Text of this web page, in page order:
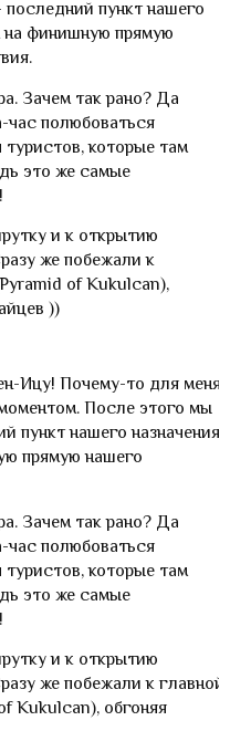
пункт нашего
на финишную прямую
Зачем так рано? Да
час полюбоваться
которые там
это же самые
и к открытию
же побежали к
of Kukulcan),
))
Ицу! Почему-то для меня
После этого мы
пункт нашего назначения
прямую нашего
Зачем так рано? Да
час полюбоваться
которые там
это же самые
и к открытию
же побежали к главной
Kukulcan), обгоняя